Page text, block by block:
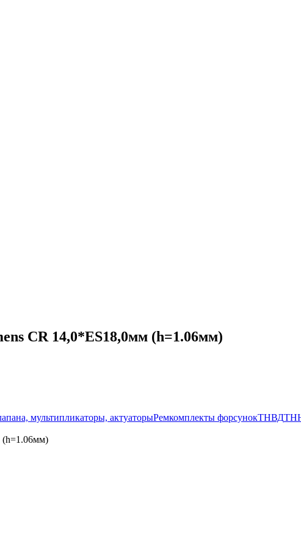
CR 14,0*ES18,0мм (h=1.06мм)
мультипликаторы, актуаторыРемкомплекты форсунокТНВД
(h=1.06мм)